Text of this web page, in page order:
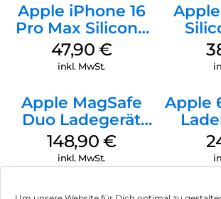
Apple iPhone 16
Pro Max Silicone
Case MagSafe
Black
47,90 €
inkl. MwSt.
Apple MagSafe
Duo Ladegerät
Weiß
148,90 €
inkl. MwSt.
Apple